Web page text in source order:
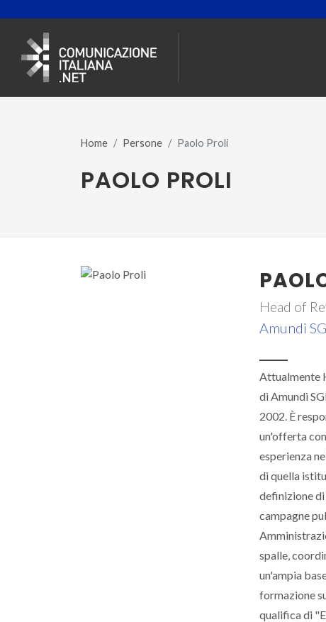
Home Persone Paolo Proli
PAOLO PROLI
Head of
Amundi
Attualmente
di Amundi
2002. È
un'offerta
esperienza
di quella
definizione
campagne
spalle,
un'ampia
formazione
qualifica di